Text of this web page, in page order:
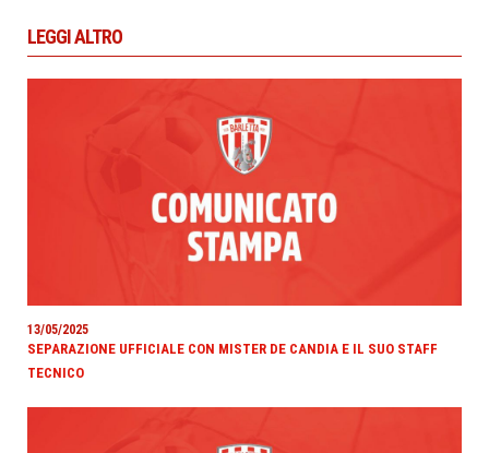
LEGGI ALTRO
13/05/2025
SEPARAZIONE UFFICIALE CON MISTER DE CANDIA E IL SUO STAFF
TECNICO